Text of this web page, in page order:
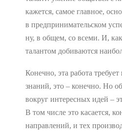
кажется, самое главное,
в предпринимательском
ну, в общем, со всеми. И,
талантом добиваются
Конечно, эта работа
знаний, это – конечно. Но
вокруг интересных идей –
В том числе это касается,
направлений, и тех